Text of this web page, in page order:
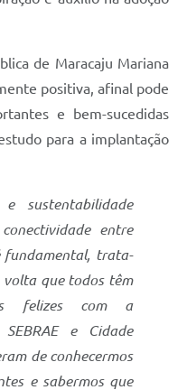
de Maracaju Mariana
positiva, afinal pode
e bem-sucedidas
para a implantação
sustentabilidade
entre
fundamental, trata-
volta que todos têm
felizes com a
e Cidade
de conhecermos
e sabermos que